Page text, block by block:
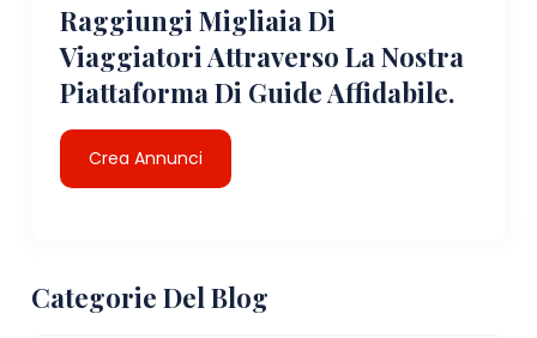
Raggiungi Migliaia Di
Viaggiatori Attraverso La Nostra
Piattaforma Di Guide Affidabile.
Crea Annunci
Categorie Del Blog